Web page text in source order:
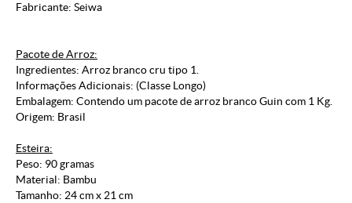
Fabricante: Seiwa
Pacote de Arroz:
Ingredientes: Arroz branco cru tipo 1.
Informações Adicionais: (Classe Longo)
Embalagem: Contendo um pacote de arroz branco Guin com 1 Kg.
Origem: Brasil
Esteira:
Peso: 90 gramas
Material: Bambu
Tamanho: 24 cm x 21 cm